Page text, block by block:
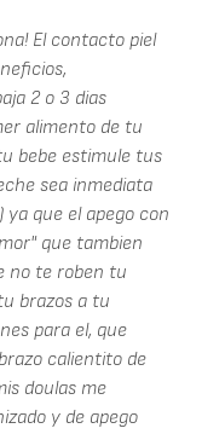
El contacto piel
2 o 3 dias
alimento de tu
bebe estimule tus
sea inmediata
que el apego con
que tambien
no te roben tu
brazos a tu
para el, que
calientito de
doulas me
y de apego